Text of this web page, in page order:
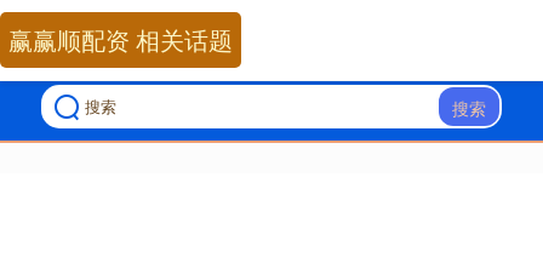
搜索
赢赢顺配资 相关话题